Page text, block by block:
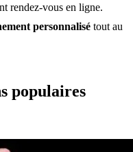
rendez-vous en ligne.
personnalisé tout au
populaires